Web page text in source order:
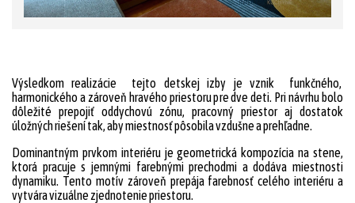
Výsledkom realizácie tejto detskej izby je vznik funkčného,
harmonického a zároveň hravého priestoru pre dve deti. Pri návrhu bolo
dôležité prepojiť oddychovú zónu, pracovný priestor aj dostatok
úložných riešení tak, aby miestnosť pôsobila vzdušne a prehľadne.
Dominantným prvkom interiéru je geometrická kompozícia na stene,
ktorá pracuje s jemnými farebnými prechodmi a dodáva miestnosti
dynamiku. Tento motív zároveň prepája farebnosť celého interiéru a
vytvára vizuálne zjednotenie priestoru.